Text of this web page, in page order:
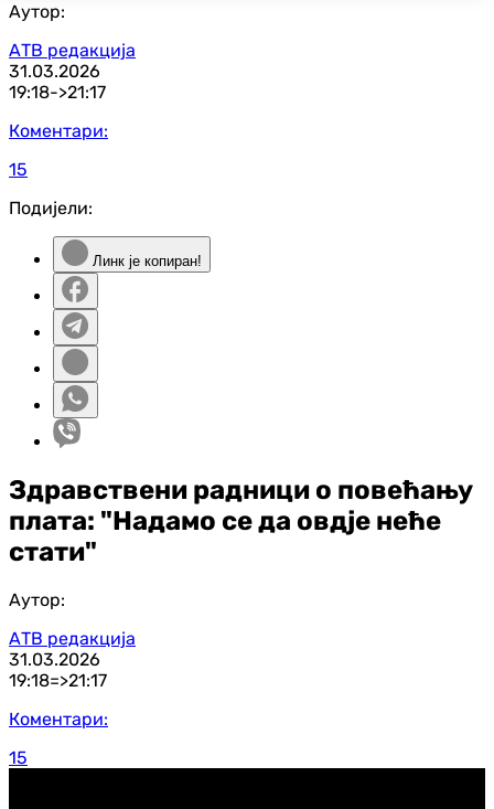
Аутор:
АТВ редакција
31.03.2026
19:18->21:17
Коментари:
15
Подијели:
Линк је копиран!
Здравствени радници о повећању
плата: "Надамо се да овдје неће
стати"
Аутор:
АТВ редакција
31.03.2026
19:18=>21:17
Коментари:
15